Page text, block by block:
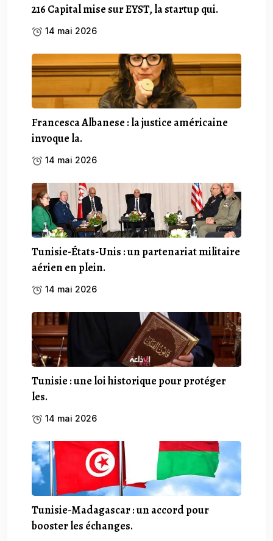
216 Capital mise sur EYST, la startup qui.
14 mai 2026
Francesca Albanese : la justice américaine
invoque la.
14 mai 2026
Tunisie-États-Unis : un partenariat militaire
aérien en plein.
14 mai 2026
Tunisie : une loi historique pour protéger
les.
14 mai 2026
Tunisie-Madagascar : un accord pour
booster les échanges.